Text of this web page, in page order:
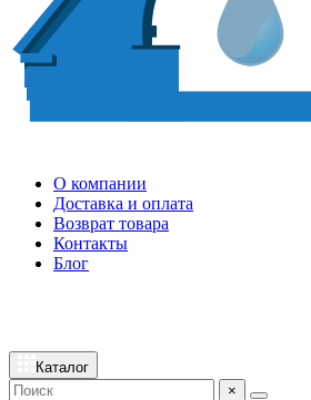
О компании
Доставка и оплата
Возврат товара
Контакты
Блог
Каталог
×